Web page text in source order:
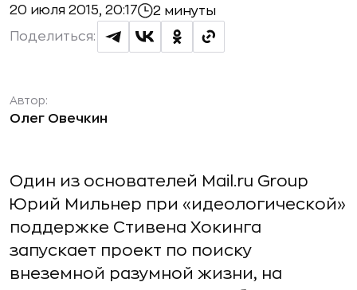
20 июля 2015, 20:17 2 минуты
Поделиться:
Автор:
Олег Овечкин
Один из основателей Mail.ru Group
Юрий Мильнер при «идеологической»
поддержке Стивена Хокинга
запускает проект по поиску
внеземной разумной жизни, на